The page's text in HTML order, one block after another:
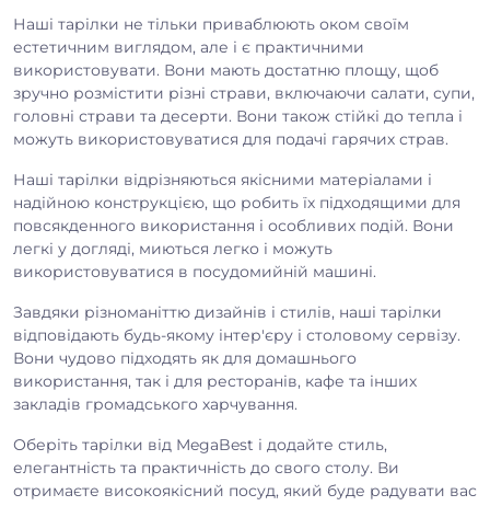
Наші тарілки не тільки приваблюють оком своїм
естетичним виглядом, але і є практичними
використовувати. Вони мають достатню площу, щоб
зручно розмістити різні страви, включаючи салати, супи,
головні страви та десерти. Вони також стійкі до тепла і
можуть використовуватися для подачі гарячих страв.
Наші тарілки відрізняються якісними матеріалами і
надійною конструкцією, що робить їх підходящими для
повсякденного використання і особливих подій. Вони
легкі у догляді, миються легко і можуть
використовуватися в посудомийній машині.
Завдяки різноманіттю дизайнів і стилів, наші тарілки
відповідають будь-якому інтер'єру і столовому сервізу.
Вони чудово підходять як для домашнього
використання, так і для ресторанів, кафе та інших
закладів громадського харчування.
Оберіть тарілки від MegaBest і додайте стиль,
елегантність та практичність до свого столу. Ви
отримаєте високоякісний посуд, який буде радувати вас